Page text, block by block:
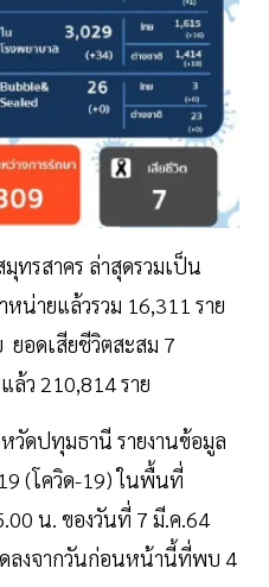
ทรสาคร ล่าสุดรวมเป็น
น่ายแล้วรวม 16,311 ราย
ยอดเสียชีวิตสะสม 7
ล้ว 210,814 ราย
วัดปทุมธานี รายงานข้อมูล
(โควิด-19) ในพื้นที่
น. ของวันที่ 7 มี.ค.64
ลงจากวันก่อนหน้านี้ที่พบ 4